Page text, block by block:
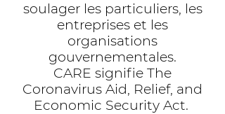
soulager les particuliers, les
entreprises et les
organisations
gouvernementales.
CARE signifie The
Coronavirus Aid, Relief, and
Economic Security Act.